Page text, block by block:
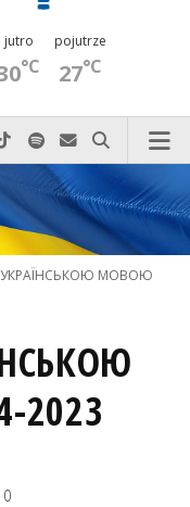
jutro
°C
pojutrze
27°C
do nas zadzwoń
na Facebook-u
nas na Xnas na Instagram-ie
Odwiedź nas na TikTok-u
Szukaj nas na Spotify
Wyślij do nas
Szukaj
МОВОЮ
2023